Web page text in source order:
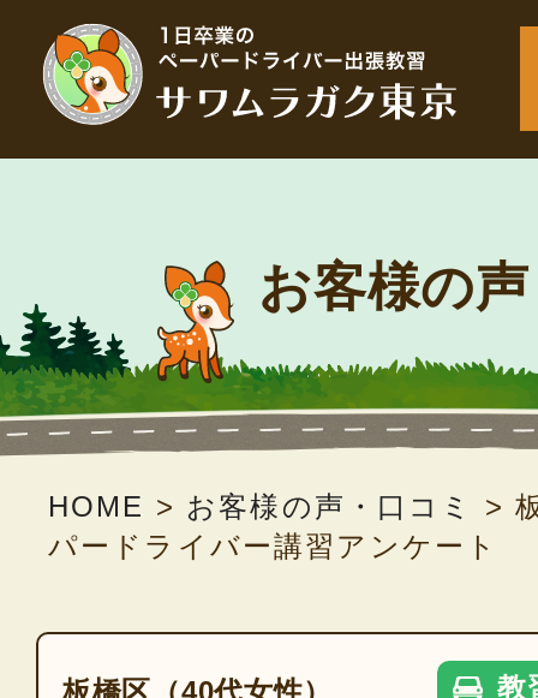
お客様の
HOME > お客様の声・口コミ >
パードライバー講習アンケート
板橋区（40代女性） 教